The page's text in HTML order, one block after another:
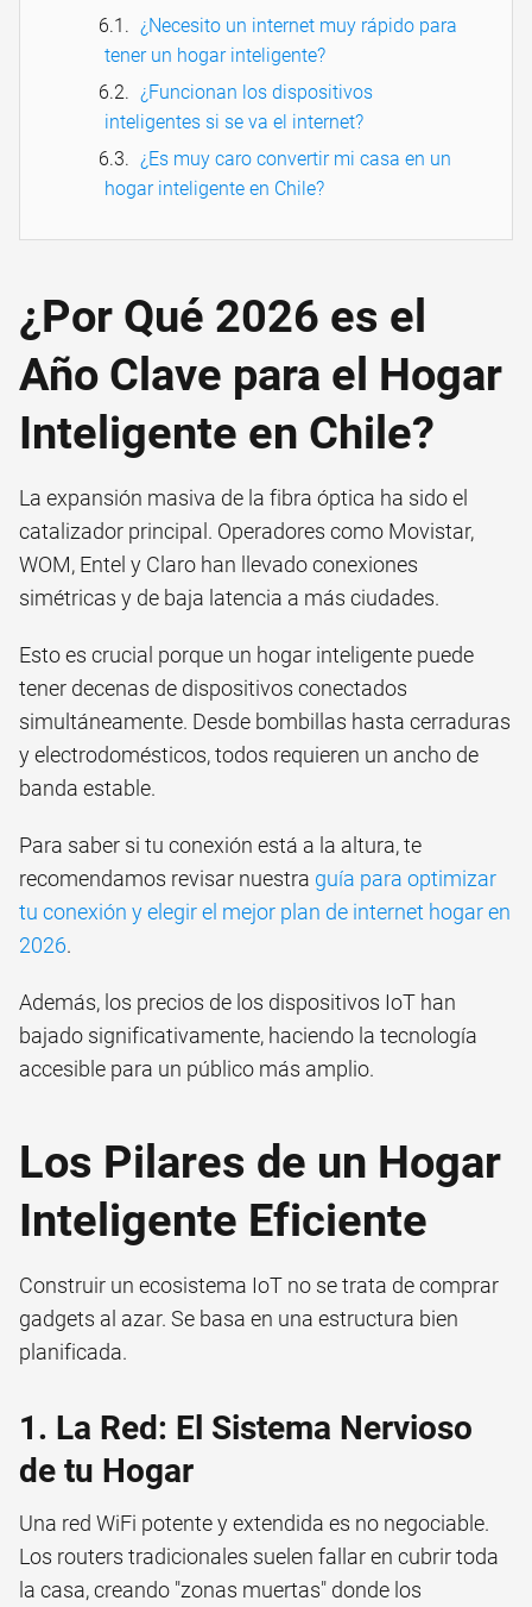
¿Necesito un internet muy rápido para
tener un hogar inteligente?
¿Funcionan los dispositivos
inteligentes si se va el internet?
¿Es muy caro convertir mi casa en un
hogar inteligente en Chile?
¿Por Qué 2026 es el
Año Clave para el Hogar
Inteligente en Chile?
La expansión masiva de la fibra óptica ha sido el
catalizador principal. Operadores como Movistar,
WOM, Entel y Claro han llevado conexiones
simétricas y de baja latencia a más ciudades.
Esto es crucial porque un hogar inteligente puede
tener decenas de dispositivos conectados
simultáneamente. Desde bombillas hasta cerraduras
y electrodomésticos, todos requieren un ancho de
banda estable.
Para saber si tu conexión está a la altura, te
recomendamos revisar nuestra guía para optimizar
tu conexión y elegir el mejor plan de internet hogar en
2026.
Además, los precios de los dispositivos IoT han
bajado significativamente, haciendo la tecnología
accesible para un público más amplio.
Los Pilares de un Hogar
Inteligente Eficiente
Construir un ecosistema IoT no se trata de comprar
gadgets al azar. Se basa en una estructura bien
planificada.
1. La Red: El Sistema Nervioso
de tu Hogar
Una red WiFi potente y extendida es no negociable.
Los routers tradicionales suelen fallar en cubrir toda
la casa, creando "zonas muertas" donde los